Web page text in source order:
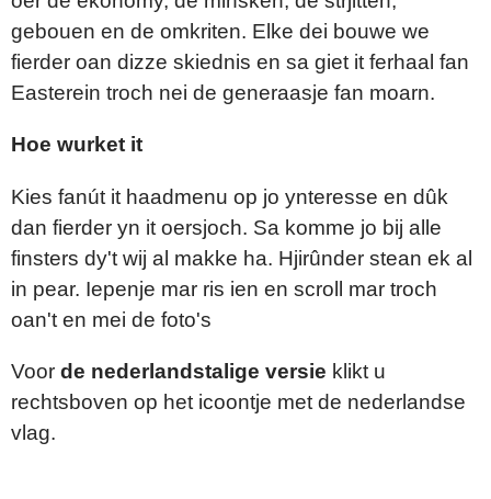
gebouen en de omkriten. Elke dei bouwe we
fierder oan dizze skiednis en sa giet it ferhaal fan
Easterein troch nei de generaasje fan moarn.
Hoe wurket it
Kies fanút it haadmenu op jo ynteresse en dûk
dan fierder yn it oersjoch. Sa komme jo bij alle
finsters dy't wij al makke ha. Hjirûnder stean ek al
in pear. Iepenje mar ris ien en scroll mar troch
oan't en mei de foto's
Voor de nederlandstalige versie klikt u
rechtsboven op het icoontje met de nederlandse
vlag.